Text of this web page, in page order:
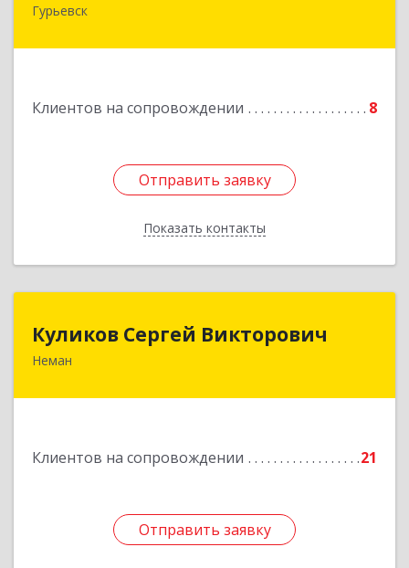
Гурьевск
Клиентов на сопровождении 8
Отправить заявку
Показать контакты
238300 Калининградская обл, Гурьевск г,
Отправить заявку
Назад
Куликов Сергей Викторович
Неман
Клиентов на сопровождении 21
Отправить заявку
Куликов Сергей Викторович
Отправить заявку